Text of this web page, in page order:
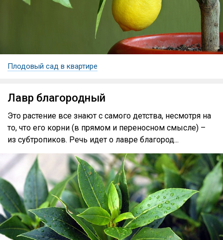
Плодовый сад в квартире
Лавр благородный
Это растение все знают с самого детства, несмотря на
то, что его корни (в прямом и переносном смысле) –
из субтропиков. Речь идет о лавре благород...